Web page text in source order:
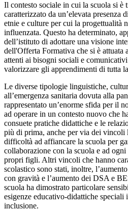
Il contesto sociale in cui la scuola si è
caratterizzato da un’elevata presenza
etnie e culture per cui la progettualità
influenzata. Questo ha determinato,
dell’istituto di adottare una visione
dell'Offerta Formativa che si è attuata
attenti ai bisogni sociali e
valorizzare gli apprendimenti di tutta
Le diverse tipologie linguistiche,
all’emergenza sanitaria dovuta alla
rappresentato un’enorme sfida per il
ad operare in un contesto nuovo che
consuete pratiche didattiche e le
più di prima, anche per via dei
difficoltà ad affiancare la scuola per
collaborazione con la scuola e ad
propri figli. Altri vincoli che hanno
scolastico sono stati, inoltre,
con gravità e l’aumento dei DSA e
scuola ha dimostrato particolare
esigenze educativo-didattiche speciali
inclusione.